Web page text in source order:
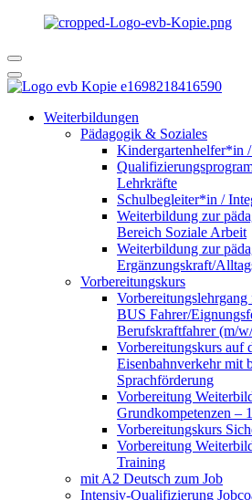
Weiterbildungen
Pädagogik & Soziales
Kindergartenhelfer*in
Lehrkräfte
Schulbegleiter*in /
Weiterbildung zur
Bereich Soziale Arbeit
Weiterbildung zur
Ergänzungskraft/
Vorbereitungskurs
BUS Fahrer/
Berufskraftfahrer (m/
Vorbereitungskurs auf
Eisenbahnverkehr mit
Sprachförderung
Vorbereitung
Grundkompetenzen –
Vorbereitungskurs
Vorbereitung
Training
mit A2 Deutsch zum Job
Intensiv-Qualifizierung